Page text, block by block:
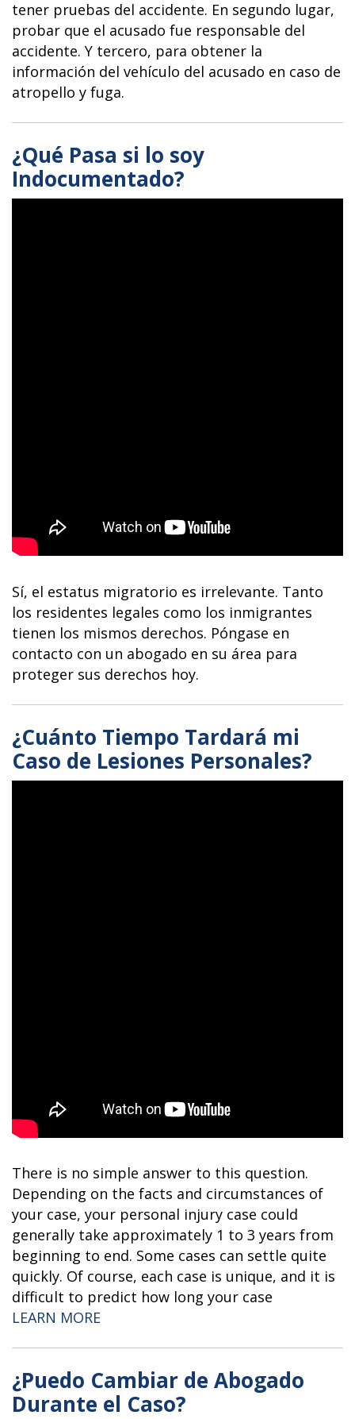
tener pruebas del accidente. En segundo lugar,
probar que el acusado fue responsable del
accidente. Y tercero, para obtener la
información del vehículo del acusado en caso de
atropello y fuga.
¿Qué Pasa si lo soy
Indocumentado?
Sí, el estatus migratorio es irrelevante. Tanto
los residentes legales como los inmigrantes
tienen los mismos derechos. Póngase en
contacto con un abogado en su área para
proteger sus derechos hoy.
¿Cuánto Tiempo Tardará mi
Caso de Lesiones Personales?
There is no simple answer to this question.
Depending on the facts and circumstances of
your case, your personal injury case could
generally take approximately 1 to 3 years from
beginning to end. Some cases can settle quite
quickly. Of course, each case is unique, and it is
difficult to predict how long your case
LEARN MORE“HOW LONG WILL MY PERSONAL
¿Puedo Cambiar de Abogado
Durante el Caso?